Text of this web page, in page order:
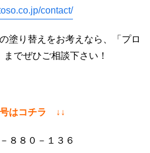
contact/
塗り替えをお考えなら、「プロ
でぜひご相談下さい！
号はコチラ ↓↓
８８０－１３６